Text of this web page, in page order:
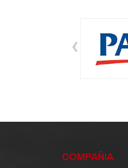
‹
COMPAÑIA